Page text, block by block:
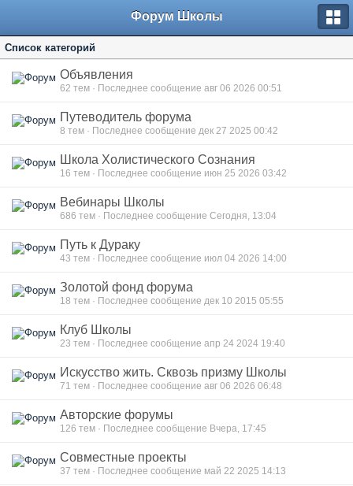
Форум Школы
Список категорий
Объявления
62 тем · Последнее сообщение авг 06 2026 00:51
Путеводитель форума
8 тем · Последнее сообщение дек 27 2025 00:42
Школа Холистического Сознания
16 тем · Последнее сообщение июн 25 2026 03:42
Вебинары Школы
686 тем · Последнее сообщение Сегодня, 13:04
Путь к Дураку
43 тем · Последнее сообщение июл 04 2026 14:00
Золотой фонд форума
18 тем · Последнее сообщение дек 10 2015 05:55
Клуб Школы
23 тем · Последнее сообщение апр 24 2024 19:40
Искусство жить. Сквозь призму Школы
71 тем · Последнее сообщение авг 06 2026 06:48
Авторские форумы
126 тем · Последнее сообщение Вчера, 17:45
Совместные проекты
37 тем · Последнее сообщение май 22 2025 14:13